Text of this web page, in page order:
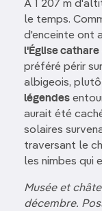
À 1 207 m
le temps.
d'enceinte ont
l'Église cathare
préféré périr
albigeois,
légendes
aurait été
solaires
traversant le
les nimbes qui
Musée et
décembre.